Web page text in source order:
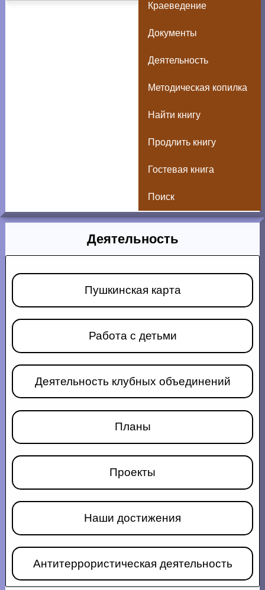
Краеведение
Документы
Деятельность
Методическая копилка
Найти книгу
Продлить книгу
Гостевая книга
Поиск
Деятельность
Пушкинская карта
Работа с детьми
Деятельность клубных объединений
Планы
Проекты
Наши достижения
Антитеррористическая деятельность